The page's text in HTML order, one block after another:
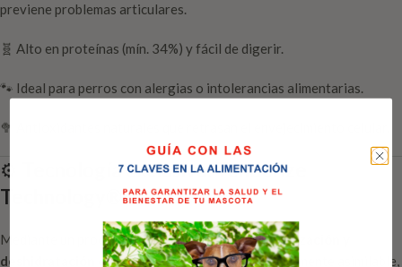
previene problemas articulares.
🧬 Alto en proteínas (mín. 34%) y fácil de digerir.
🐾 Ideal para perros con alergias o intolerancias alimentarias.
🥦 Antioxidantes naturales que retrasan el envejecimiento celular.
⚙️
Tecnología exclusiva: Tenderize
Technology®
Mediante un proceso único demaceración, hidrolización y
deshidratación en frío, se logra una proteína altamente asimilable,